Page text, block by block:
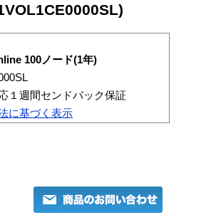
100ノード(1年)
１週間センドバック保証
に基づく表示